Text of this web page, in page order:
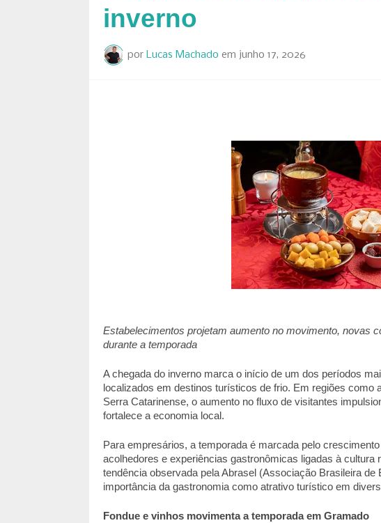
inverno
por Lucas Machado em junho 17, 2026
Estabelecimentos projetam aumento no movimento, novas
durante a temporada
A chegada do inverno marca o início de um dos períodos
localizados em destinos turísticos de frio. Em regiões como
Serra Catarinense, o aumento no fluxo de visitantes
fortalece a economia local.
Para empresários, a temporada é marcada pelo
acolhedores e experiências gastronômicas ligadas à cultura
tendência observada pela Abrasel (Associação Brasileira
importância da gastronomia como atrativo turístico em
Fondue e vinhos movimenta a temporada em Gramado